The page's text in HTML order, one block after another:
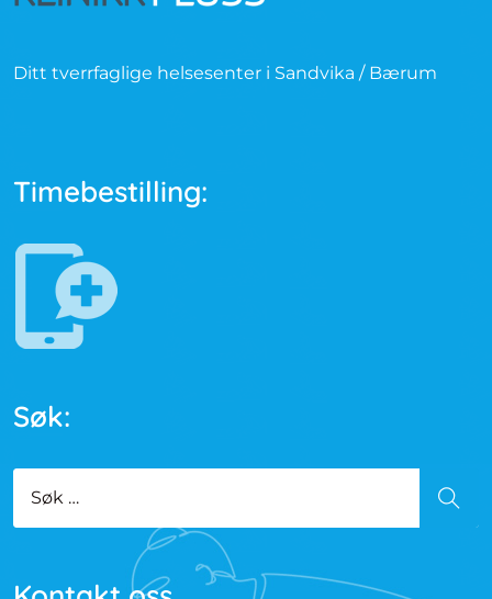
Ditt tverrfaglige helsesenter i Sandvika / Bærum
Timebestilling:
Søk: